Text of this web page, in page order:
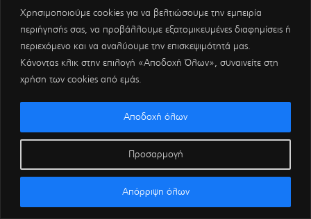
Χρησιμοποιούμε cookies για να βελτιώσουμε την εμπειρία
περιήγησής σας, να προβάλλουμε εξατομικευμένες διαφημίσεις ή
περιεχόμενο και να αναλύουμε την επισκεψιμότητά μας.
Κάνοντας κλικ στην επιλογή «Αποδοχή Όλων», συναινείτε στη
χρήση των cookies από εμάς.
Προσαρμογή
Απόρριψη όλων
Αποδοχή όλων